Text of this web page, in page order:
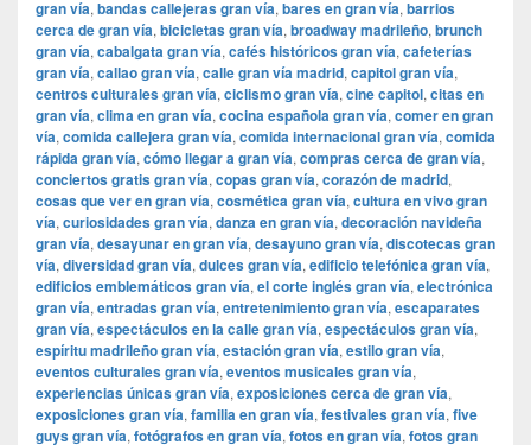
gran vía, bandas callejeras gran vía, bares en gran vía, barrios
cerca de gran vía, bicicletas gran vía, broadway madrileño, brunch
gran vía, cabalgata gran vía, cafés históricos gran vía, cafeterías
gran vía, callao gran vía, calle gran vía madrid, capitol gran vía,
centros culturales gran vía, ciclismo gran vía, cine capitol, citas en
gran vía, clima en gran vía, cocina española gran vía, comer en gran
vía, comida callejera gran vía, comida internacional gran vía, comida
rápida gran vía, cómo llegar a gran vía, compras cerca de gran vía,
conciertos gratis gran vía, copas gran vía, corazón de madrid,
cosas que ver en gran vía, cosmética gran vía, cultura en vivo gran
vía, curiosidades gran vía, danza en gran vía, decoración navideña
gran vía, desayunar en gran vía, desayuno gran vía, discotecas gran
vía, diversidad gran vía, dulces gran vía, edificio telefónica gran vía,
edificios emblemáticos gran vía, el corte inglés gran vía, electrónica
gran vía, entradas gran vía, entretenimiento gran vía, escaparates
gran vía, espectáculos en la calle gran vía, espectáculos gran vía,
espíritu madrileño gran vía, estación gran vía, estilo gran vía,
eventos culturales gran vía, eventos musicales gran vía,
experiencias únicas gran vía, exposiciones cerca de gran vía,
exposiciones gran vía, familia en gran vía, festivales gran vía, five
guys gran vía, fotógrafos en gran vía, fotos en gran vía, fotos gran